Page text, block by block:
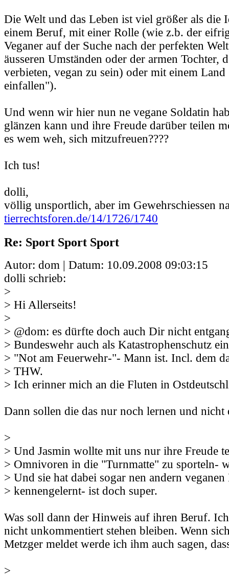
Die Welt und das Leben ist viel größer als die
einem Beruf, mit einer Rolle (wie z.b. der
Veganer auf der Suche nach der perfekten
äusseren Umständen oder der armen Tochter,
verbieten, vegan zu sein) oder mit einem
einfallen").
Und wenn wir hier nun ne vegane Soldatin
glänzen kann und ihre Freude darüber teilen
es wem weh, sich mitzufreuen????
Ich tus!
dolli,
völlig unsportlich, aber im Gewehrschiessen
tierrechtsforen.de/14/1726/1740
Re: Sport Sport Sport
Autor: dom | Datum: 10.09.2008 09:03:15
dolli schrieb:
>
> Hi Allerseits!
>
> @dom: es dürfte doch auch Dir nicht
> Bundeswehr auch als Katastrophenschutz
> "Not am Feuerwehr-"- Mann ist. Incl. dem
> THW.
> Ich erinner mich an die Fluten in
Dann sollen die das nur noch lernen und nicht
>
> Und Jasmin wollte mit uns nur ihre Freude
> Omnivoren in die "Turnmatte" zu sporteln-
> Und sie hat dabei sogar nen andern
> kennengelernt- ist doch super.
Was soll dann der Hinweis auf ihren Beruf.
nicht unkommentiert stehen bleiben. Wenn
Metzger meldet werde ich ihm auch sagen,
>